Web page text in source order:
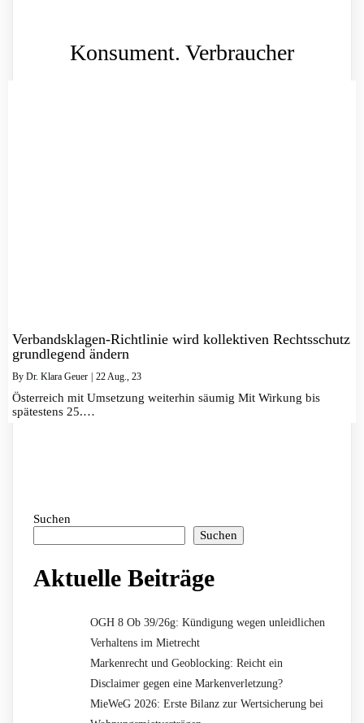
Konsument. Verbraucher
Verbandsklagen-Richtlinie wird kollektiven Rechtsschutz
grundlegend ändern
By Dr. Klara Geuer | 22 Aug., 23
Österreich mit Umsetzung weiterhin säumig Mit Wirkung bis
spätestens 25.…
Suchen
Suchen
Aktuelle Beiträge
OGH 8 Ob 39/26g: Kündigung wegen unleidlichen
Verhaltens im Mietrecht
Markenrecht und Geoblocking: Reicht ein
Disclaimer gegen eine Markenverletzung?
MieWeG 2026: Erste Bilanz zur Wertsicherung bei